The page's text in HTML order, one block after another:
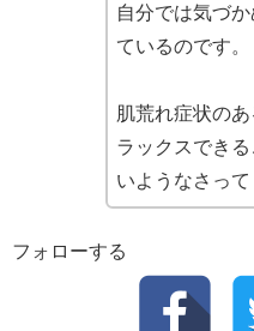
自分では気づ
ているのです。
肌荒れ症状の
ラックスでき
いようなさって
フォローする